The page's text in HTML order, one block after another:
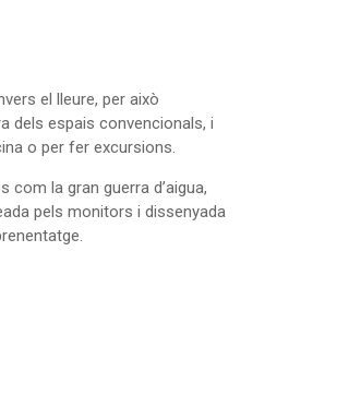
el lleure, per això
dels espais convencionals, i
o per fer excursions.
la gran guerra d’aigua,
pels monitors i dissenyada